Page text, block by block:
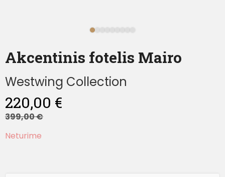
Akcentinis fotelis Mairo
Westwing Collection
220,00 €
399,00€
Neturime